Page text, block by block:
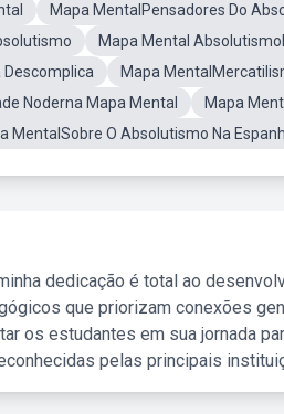
Mapa MentalPensadores Do
Mapa Mental
Descomplica
Mapa
Noderna Mapa Mental
Mapa
MentalSobre O Absolutismo Na
dedicação é total ao
que priorizam conexões
os estudantes em sua jornada
pelas principais